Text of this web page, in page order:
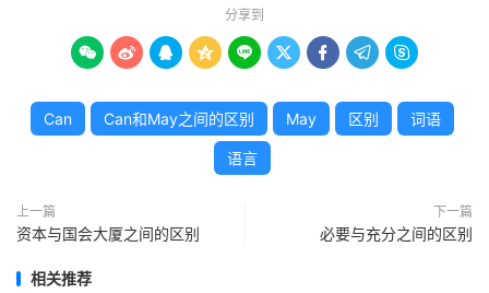
分享到
        
Can Can和May之间的区别 May 区别 词语
语言
上一篇
资本与国会大厦之间的区别
下一篇
必要与充分之间的区别
相关推荐